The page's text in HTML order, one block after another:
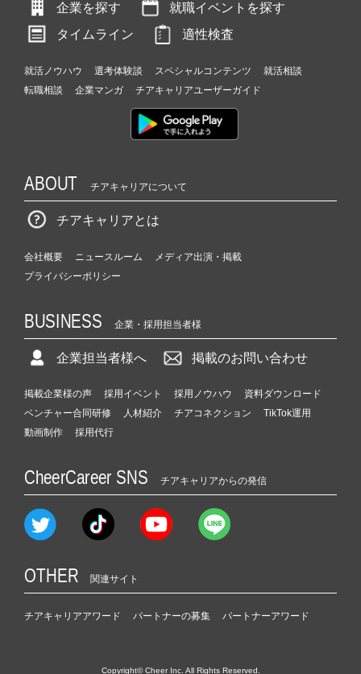
企業を探す
就職イベントを探す
タイムライン
適性検査
就活ノウハウ 選考体験談 スペシャルコンテンツ
就活相談
転職相談
企業マンガ チアキャリアユーザーガイド
ABOUT チアキャリアについて
チアキャリアとは
会社概要 ニュースルーム
メディア出演・掲載
プライバシーポリシー
BUSINESS 企業・採用担当者様
企業担当者様へ 掲載のお問い合わせ
掲載企業様の声 採用イベント 採用ノウハウ
資料ダウンロード
ベンチャー合同研修
人材紹介 チアコネクション
TikTok運用
動画制作
採用代行
CheerCareer SNS チアキャリアからの発信
OTHER 関連サイト
チアキャリアアワード パートナーの募集 パートナーアワード
Copyright© Cheer Inc. All Rights Reserved.